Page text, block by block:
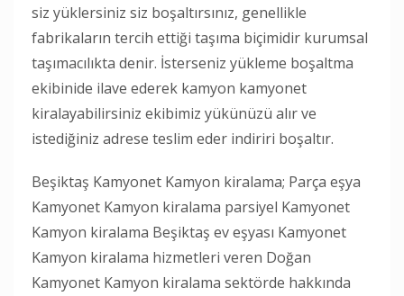
siz yüklersiniz siz boşaltırsınız, genellikle
fabrikaların tercih ettiği taşıma biçimidir kurumsal
taşımacılıkta denir. İsterseniz yükleme boşaltma
ekibinide ilave ederek kamyon kamyonet
kiralayabilirsiniz ekibimiz yükünüzü alır ve
istediğiniz adrese teslim eder indiriri boşaltır.
Beşiktaş Kamyonet Kamyon kiralama; Parça eşya
Kamyonet Kamyon kiralama parsiyel Kamyonet
Kamyon kiralama Beşiktaş ev eşyası Kamyonet
Kamyon kiralama hizmetleri veren Doğan
Kamyonet Kamyon kiralama sektörde hakkında